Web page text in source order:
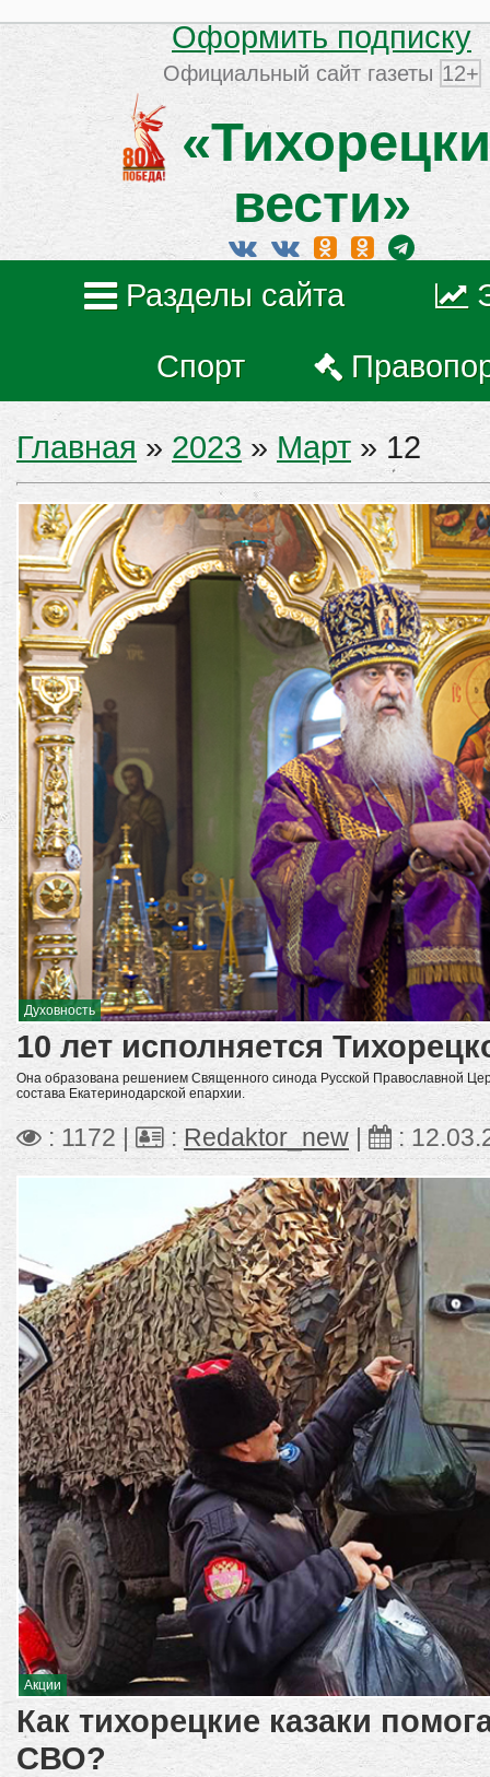
Оформить подписку
Официальный сайт газеты 12+
вести»
Разделы сайта
Спорт
Главная » 2023 » Март » 12
Духовность
10 лет исполняется
Она образована решением Священного синода Русской Православной
состава Екатеринодарской епархии.
: 1172 | : Redaktor_new | :
Акции
Как тихорецкие казаки
СВО?